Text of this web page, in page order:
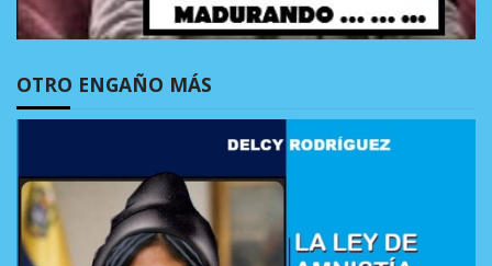
OTRO ENGAÑO MÁS